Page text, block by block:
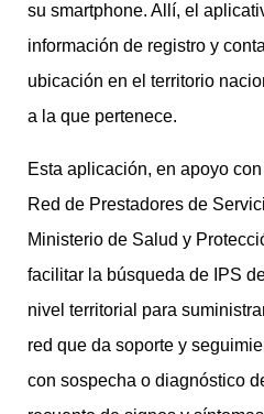
su smartphone. Allí, el
información de registro y
ubicación en el territorio
a la que pertenece.
Esta aplicación, en apoyo
Red de Prestadores de
Ministerio de Salud y
facilitar la búsqueda de IPS
nivel territorial para
red que da soporte y
con sospecha o diagnóstico